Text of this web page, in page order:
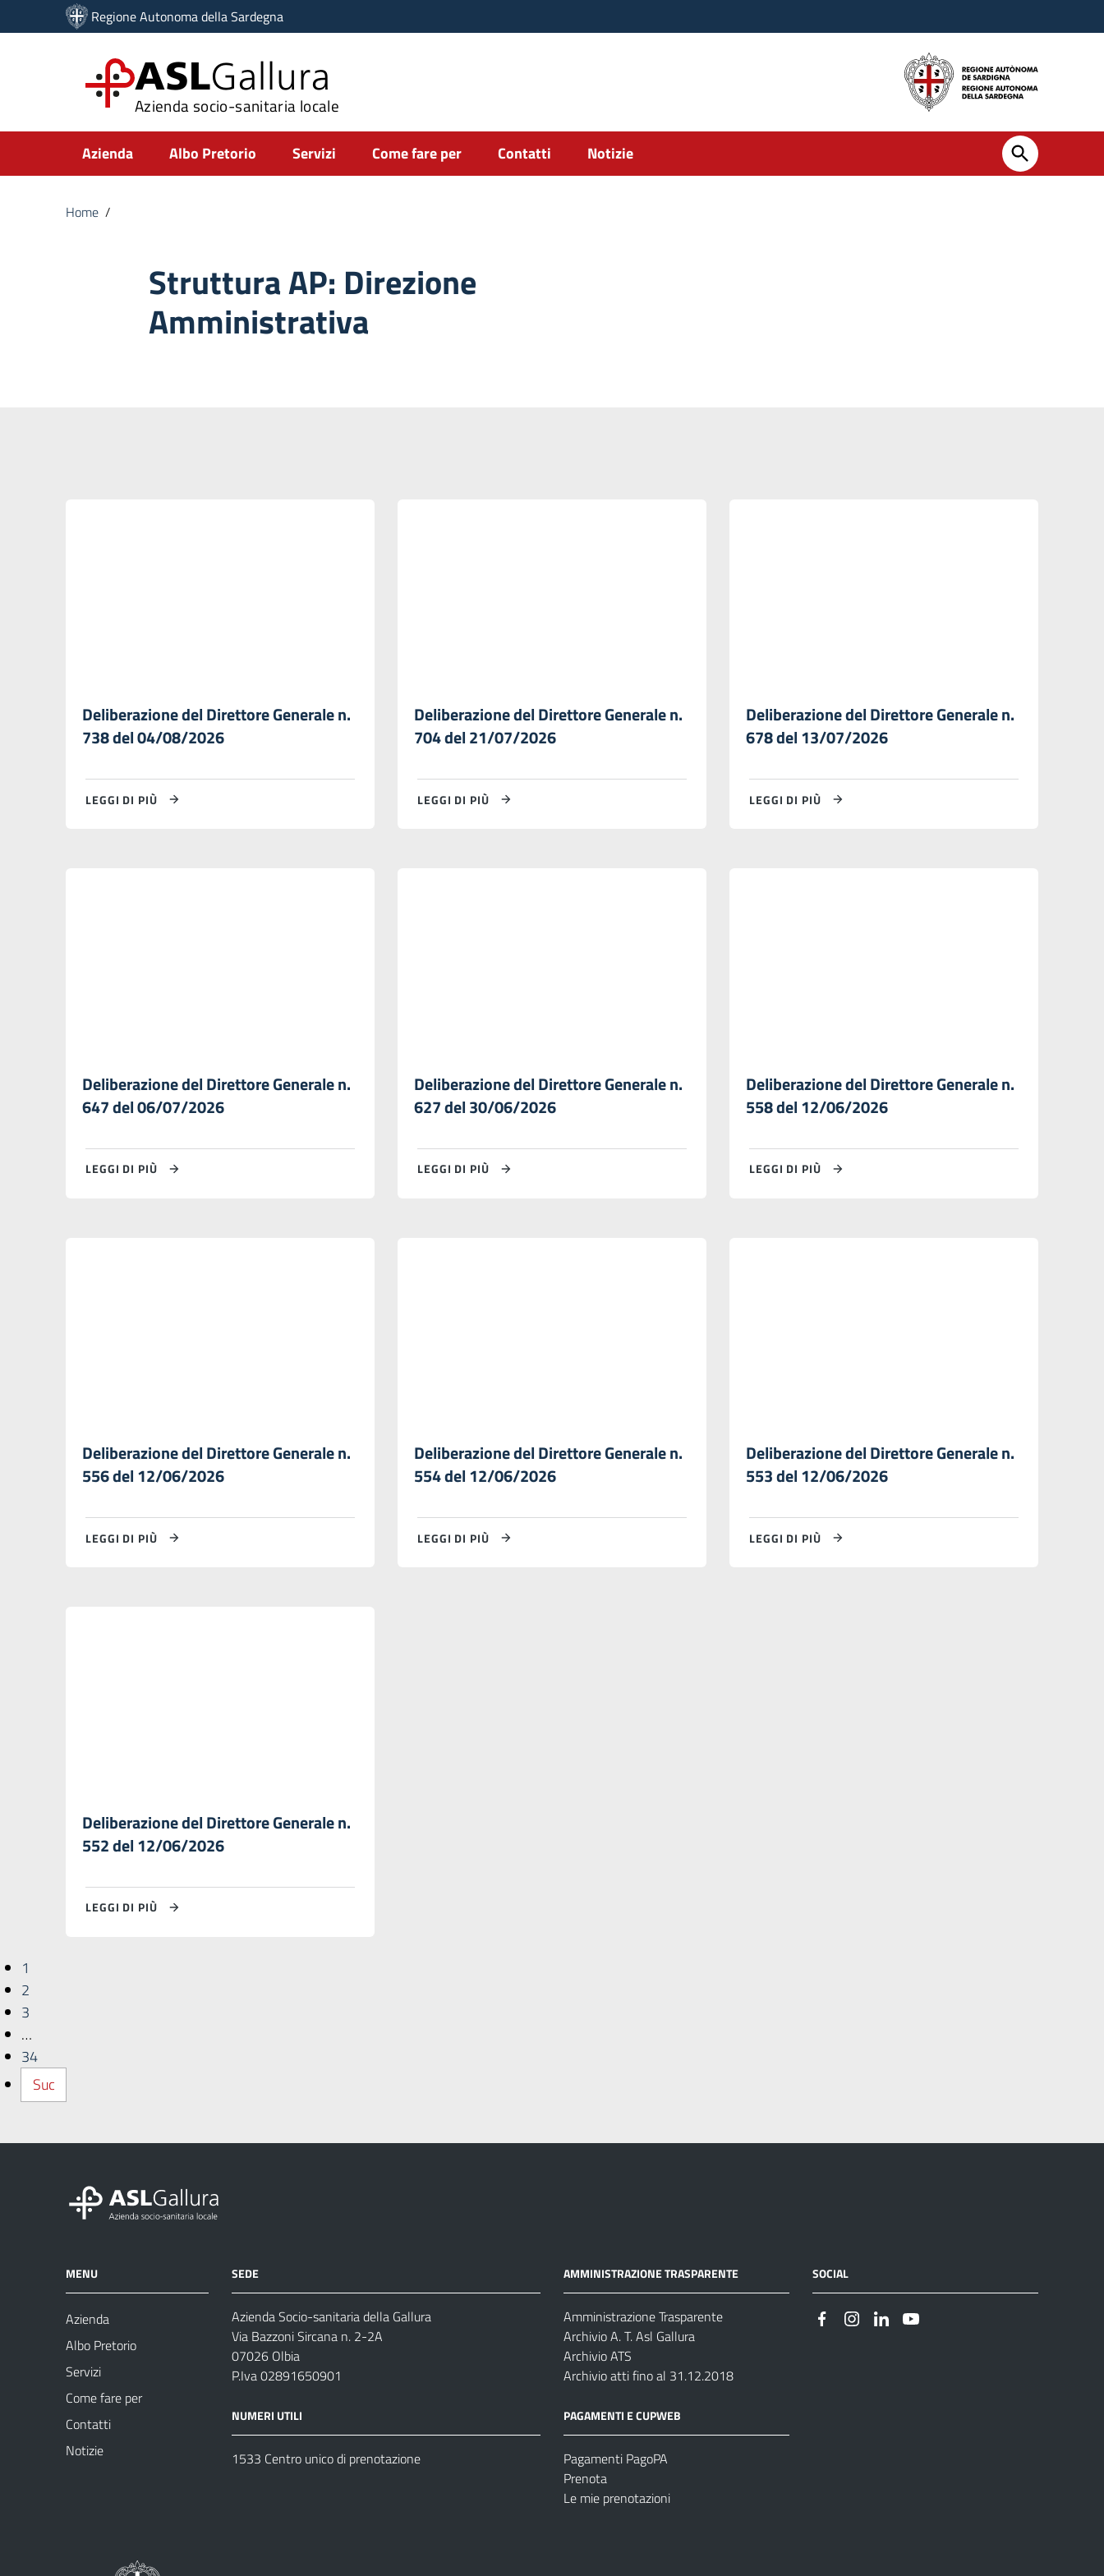
Vai ai contenuti
Vai al menu di navigazione
Regione Autonoma della Sardegna
ASLGallura
Azienda socio-sanitaria locale
Submenu
Azienda Albo Pretorio Servizi Come fare per Contatti Notizie
Home /
Struttura AP: Direzione
Amministrativa
Deliberazione del Direttore Generale n.
738 del 04/08/2026
LEGGI DI PIÙ
Deliberazione del Direttore Generale n.
704 del 21/07/2026
LEGGI DI PIÙ
Deliberazione del Direttore Generale n.
678 del 13/07/2026
LEGGI DI PIÙ
Deliberazione del Direttore Generale n.
647 del 06/07/2026
LEGGI DI PIÙ
Deliberazione del Direttore Generale n.
627 del 30/06/2026
LEGGI DI PIÙ
Deliberazione del Direttore Generale n.
558 del 12/06/2026
LEGGI DI PIÙ
Deliberazione del Direttore Generale n.
556 del 12/06/2026
LEGGI DI PIÙ
Deliberazione del Direttore Generale n.
554 del 12/06/2026
LEGGI DI PIÙ
Deliberazione del Direttore Generale n.
553 del 12/06/2026
LEGGI DI PIÙ
Deliberazione del Direttore Generale n.
552 del 12/06/2026
LEGGI DI PIÙ
1
2
3
…
34
Suc
MENU
Azienda
Albo Pretorio
Servizi
Come fare per
Contatti
Notizie
SEDE
Azienda Socio-sanitaria della Gallura
Via Bazzoni Sircana n. 2-2A
07026 Olbia
P.Iva 02891650901
NUMERI UTILI
1533 Centro unico di prenotazione
AMMINISTRAZIONE TRASPARENTE
Amministrazione Trasparente
Archivio A. T. Asl Gallura
Archivio ATS
Archivio atti fino al 31.12.2018
PAGAMENTI E CUPWEB
Pagamenti PagoPA
Prenota
Le mie prenotazioni
SOCIAL